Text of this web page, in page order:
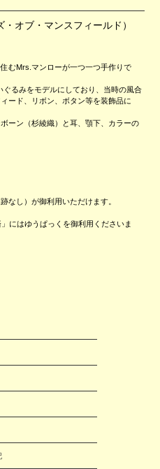
オブ・マンスフィールド）
むMrs.マンローが一つ一つ手作りで
るみをモデルにしており、当時の風合
ード、リボン、ボタン等を装飾品に
ーン（杉綾織）と耳、顎下、カラーの
なし）が御利用いただけます。
にはゆうぱっくを御利用くださいま